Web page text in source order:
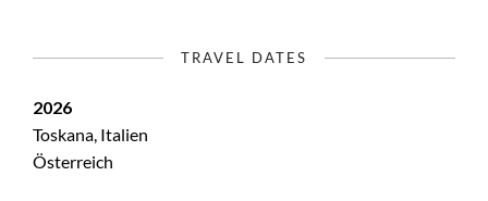
TRAVEL DATES
2026
Toskana, Italien
Österreich